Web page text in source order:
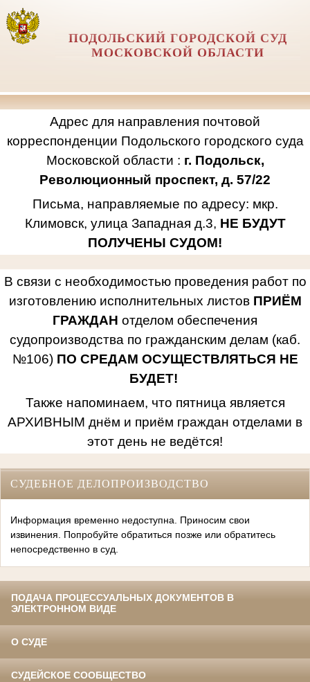
ПОДОЛЬСКИЙ ГОРОДСКОЙ СУД
МОСКОВСКОЙ ОБЛАСТИ
Адрес для направления почтовой
корреспонденции Подольского городского суда
Московской области : г. Подольск,
Революционный проспект, д. 57/22
Письма, направляемые по адресу: мкр.
Климовск, улица Западная д.3, НЕ БУДУТ
ПОЛУЧЕНЫ СУДОМ!
В связи с необходимостью проведения работ по
изготовлению исполнительных листов ПРИЁМ
ГРАЖДАН отделом обеспечения
судопроизводства по гражданским делам (каб.
№106) ПО СРЕДАМ ОСУЩЕСТВЛЯТЬСЯ НЕ
БУДЕТ!
Также напоминаем, что пятница является
АРХИВНЫМ днём и приём граждан отделами в
этот день не ведётся!
СУДЕБНОЕ ДЕЛОПРОИЗВОДСТВО
Информация временно недоступна. Приносим свои
извинения. Попробуйте обратиться позже или обратитесь
непосредственно в суд.
ПОДАЧА ПРОЦЕССУАЛЬНЫХ ДОКУМЕНТОВ В
ЭЛЕКТРОННОМ ВИДЕ
О СУДЕ
СУДЕЙСКОЕ СООБЩЕСТВО